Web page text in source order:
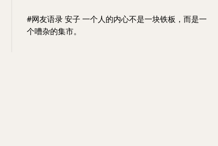
#网友语录 安子 一个人的内心不是一块铁板，而是一
个嘈杂的集市。